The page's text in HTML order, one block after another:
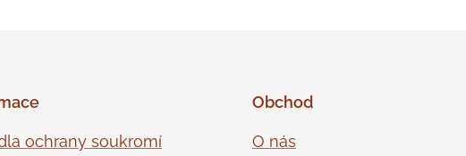
ochrany soukromí
Obchod
O nás